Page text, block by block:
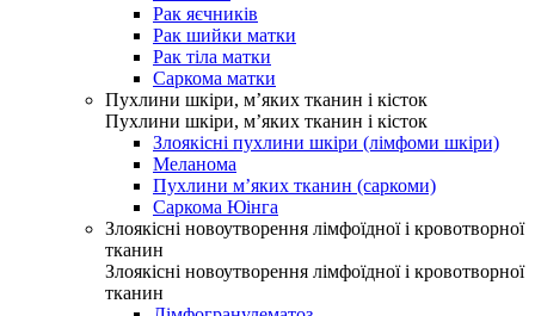
Рак яєчників
Рак шийки матки
Рак тіла матки
Саркома матки
Пухлини шкіри, м’яких тканин і кісток
Пухлини шкіри, м’яких тканин і кісток
Злоякісні пухлини шкіри (лімфоми шкіри)
Меланома
Пухлини м’яких тканин (саркоми)
Саркома Юінга
Злоякісні новоутворення лімфоїдної і кровотворної
тканин
Злоякісні новоутворення лімфоїдної і кровотворної
тканин